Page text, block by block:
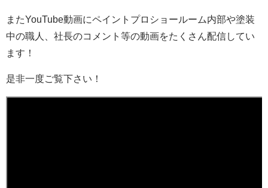
またYouTube動画にペイントプロショールーム内部や塗装
中の職人、社長のコメント等の動画をたくさん配信してい
ます！
是非一度ご覧下さい！